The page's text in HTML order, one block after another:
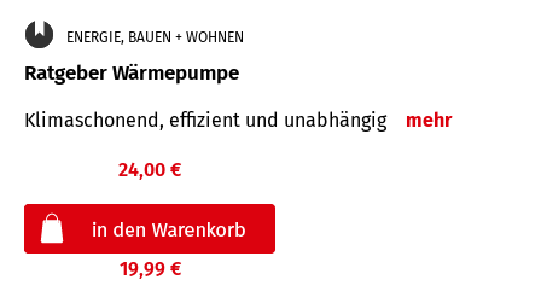
ENERGIE, BAUEN + WOHNEN
Ratgeber Wärmepumpe
Klimaschonend, effizient und unabhängig mehr
24,00 €
19,99 €